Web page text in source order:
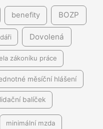
benefity BOZP
Dovolená
zákoníku práce
měsíční hlášení
balíček
minimální mzda